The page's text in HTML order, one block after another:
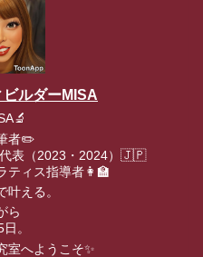
ビルダーMISA
者✏️
代表（2023・2024）🇯🇵
ティス指導者👩‍🏫
える。
ら
。
室へようこそ✨